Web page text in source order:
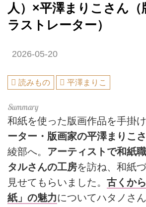
人）×平澤まりこさん（
ラストレーター）
2026-05-20
読みもの 平澤まりこ
和紙を使った版画作品を手掛
ーター・版画家の平澤まりこ
綾部へ。 アーティストで和紙
タルさんの工房を訪ね、和紙
見せてもらいました。 古くか
紙」の魅力についてハタノさ